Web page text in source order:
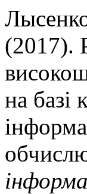
(2017).
на базі